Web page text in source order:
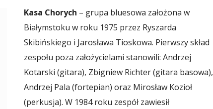
Kasa Chorych – grupa bluesowa założona w
Białymstoku w roku 1975 przez Ryszarda
Skibińskiego i Jarosława Tioskowa. Pierwszy skład
zespołu poza założycielami stanowili: Andrzej
Kotarski (gitara), Zbigniew Richter (gitara basowa),
Andrzej Pala (fortepian) oraz Mirosław Kozioł
(perkusja). W 1984 roku zespół zawiesił